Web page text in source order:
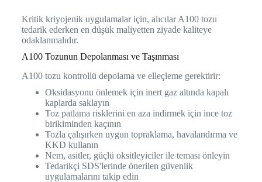
Kritik kriyojenik uygulamalar için, alıcılar A100 tozu
tedarik ederken en düşük maliyetten ziyade kaliteye
odaklanmalıdır.
A100 Tozunun Depolanması ve Taşınması
A100 tozu kontrollü depolama ve elleçleme gerektirir:
Oksidasyonu önlemek için inert gaz altında kapalı
kaplarda saklayın
Toz patlama risklerini en aza indirmek için ince toz
birikiminden kaçının
Tozla çalışırken uygun topraklama, havalandırma ve
KKD kullanın
Nem, asitler, güçlü oksitleyiciler ile teması önleyin
Tedarikçi SDS'lerinde önerilen güvenlik
uygulamalarını takip edin